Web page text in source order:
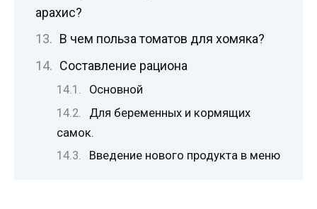
арахис?
В чем польза томатов для хомяка?
Составление рациона
Основной
Для беременных и кормящих
самок.
Введение нового продукта в меню